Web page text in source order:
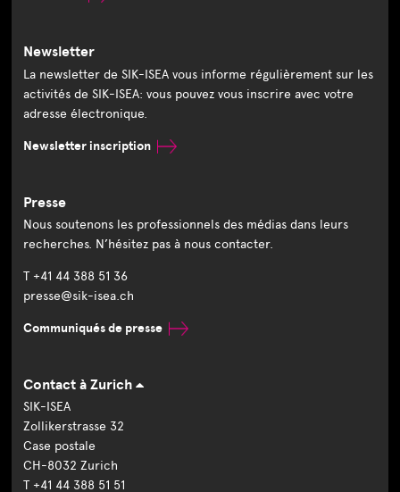
Newsletter
La newsletter de SIK-ISEA vous informe régulièrement sur les
activités de SIK-ISEA: vous pouvez vous inscrire avec votre
adresse électronique.
Newsletter inscription
Presse
Nous soutenons les professionnels des médias dans leurs
recherches. N’hésitez pas à nous contacter.
T +41 44 388 51 36
presse@sik-isea.ch
Communiqués de presse
Contact à Zurich
SIK-ISEA
Zollikerstrasse 32
Case postale
CH-8032 Zurich
T +41 44 388 51 51